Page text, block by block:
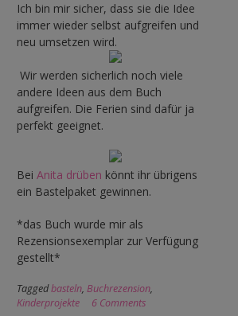
Ich bin mir sicher, dass sie die Idee
immer wieder selbst aufgreifen und
neu umsetzen wird.
Wir werden sicherlich noch viele
andere Ideen aus dem Buch
aufgreifen. Die Ferien sind dafür ja
perfekt geeignet.
Bei Anita drüben könnt ihr übrigens
ein Bastelpaket gewinnen.
*das Buch wurde mir als
Rezensionsexemplar zur Verfügung
gestellt*
Taggedbasteln, Buchrezension,
Kinderprojekte
6 Comments